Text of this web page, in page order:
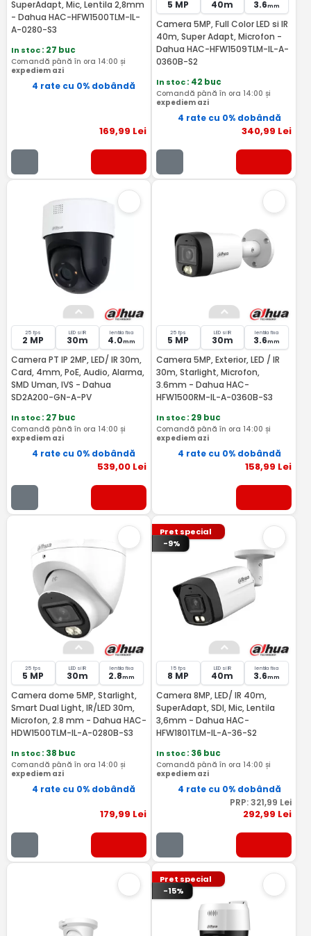
SuperAdapt, Mic, Lentila 2,8mm
- Dahua HAC-HFW1500TLM-IL-
A-0280-S3
In stoc: 27 buc
Comandă până în ora 14:00 și
expediem azi
4 rate cu 0% dobândă
169,99 Lei
5 MP 40m 3.6mm
Camera 5MP, Full Color LED si IR
40m, Super Adapt, Microfon -
Dahua HAC-HFW1509TLM-IL-A-
0360B-S2
In stoc: 42 buc
Comandă până în ora 14:00 și
expediem azi
4 rate cu 0% dobândă
340,99 Lei
25 fps
2 MP
LED si IR
30m
lentila fixa
4.0mm
Camera PT IP 2MP, LED/ IR 30m,
Card, 4mm, PoE, Audio, Alarma,
SMD Uman, IVS - Dahua
SD2A200-GN-A-PV
In stoc: 27 buc
Comandă până în ora 14:00 și
expediem azi
4 rate cu 0% dobândă
539,00Lei
25 fps
5 MP
LED si IR
30m
lentila fixa
3.6mm
Camera 5MP, Exterior, LED / IR
30m, Starlight, Microfon,
3.6mm - Dahua HAC-
HFW1500RM-IL-A-0360B-S3
In stoc: 29 buc
Comandă până în ora 14:00 și
expediem azi
4 rate cu 0% dobândă
158,99 Lei
25 fps
5 MP
LED si IR
30m
lentila fixa
2.8mm
Camera dome 5MP, Starlight,
Smart Dual Light, IR/LED 30m,
Microfon, 2.8 mm - Dahua HAC-
HDW1500TLM-IL-A-0280B-S3
In stoc: 38 buc
Comandă până în ora 14:00 și
expediem azi
4 rate cu 0% dobândă
179,99 Lei
Pret special
-9%
15 fps
8 MP
LED si IR
40m
lentila fixa
3.6mm
Camera 8MP, LED/ IR 40m,
SuperAdapt, SDI, Mic, Lentila
3,6mm - Dahua HAC-
HFW1801TLM-IL-A-36-S2
In stoc: 36 buc
Comandă până în ora 14:00 și
expediem azi
4 rate cu 0% dobândă
PRP:321,99 Lei
292,99 Lei
Pret special
-15%